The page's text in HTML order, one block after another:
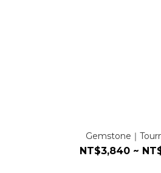
Gemstone｜
NT$3,840 ~